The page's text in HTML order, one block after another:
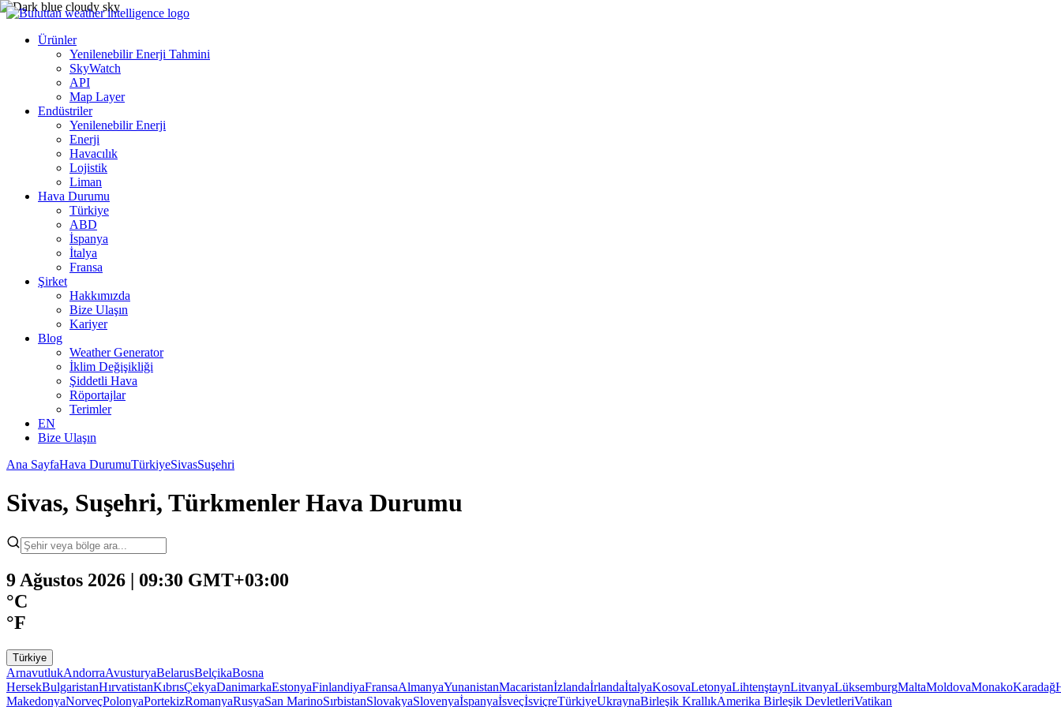
Ürünler
Yenilenebilir Enerji Tahmini
SkyWatch
API
Map Layer
Endüstriler
Yenilenebilir Enerji
Enerji
Havacılık
Lojistik
Liman
Hava Durumu
Türkiye
ABD
İspanya
İtalya
Fransa
Şirket
Hakkımızda
Bize Ulaşın
Kariyer
Blog
Weather Generator
İklim Değişikliği
Şiddetli Hava
Röportajlar
Terimler
EN
Bize Ulaşın
Ana SayfaHava DurumuTürkiyeSivasSuşehri
Sivas, Suşehri, Türkmenler Hava Durumu
9 Ağustos 2026 | 09:30 GMT+03:00
°C
°F
Türkiye
ArnavutlukAndorraAvusturyaBelarusBelçikaBosna
HersekBulgaristanHırvatistanKıbrısÇekyaDanimarkaEstonyaFinlandiyaFransaAlmanyaYunanistanMacaristanİzlandaİrlandaİtalyaKosovaLetonyaLihtenştaynLitvanyaLüksemburgMaltaMoldovaMonakoKaradağ
MakedonyaNorveçPolonyaPortekizRomanyaRusyaSan MarinoSırbistanSlovakyaSlovenyaİspanyaİsveçİsviçreTürkiyeUkraynaBirleşik KrallıkAmerika Birleşik DevletleriVatikan